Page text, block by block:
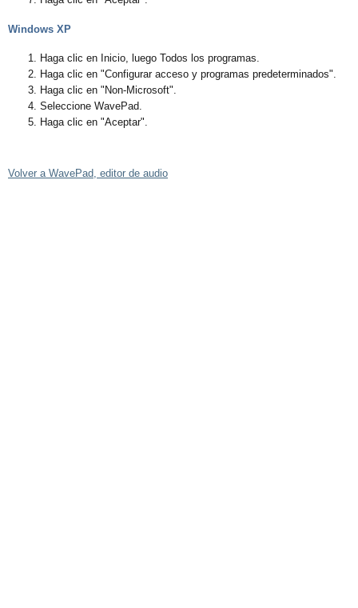
Windows XP
Haga clic en Inicio, luego Todos los programas.
Haga clic en "Configurar acceso y programas predeterminados".
Haga clic en "Non-Microsoft".
Seleccione WavePad.
Haga clic en "Aceptar".
Volver a WavePad, editor de audio